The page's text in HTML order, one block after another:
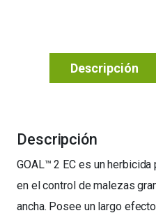
Descripción
Descripción
GOAL™ 2 EC es un
en el control de malezas
ancha. Posee un largo